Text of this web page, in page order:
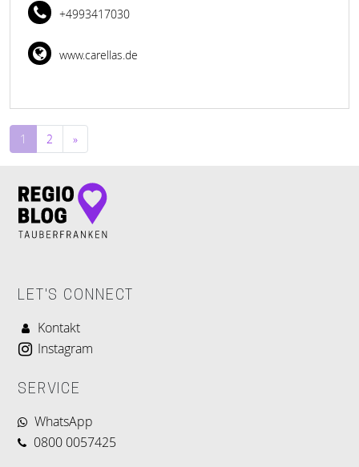
+4993417030
www.carellas.de
Beitragsnavigation
1 2 »
LET'S CONNECT
Kontakt
Instagram
SERVICE
WhatsApp
0800 0057425